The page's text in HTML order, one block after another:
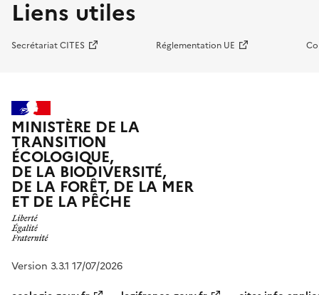
Liens utiles
Secrétariat CITES Réglementation UE
MINISTÈRE DE LA
TRANSITION
ÉCOLOGIQUE,
DE LA BIODIVERSITÉ,
DE LA FORÊT, DE LA MER
ET DE LA PÊCHE
Version 3.3.1 17/07/2026